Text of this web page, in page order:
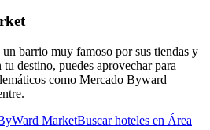
barrio muy famoso por sus tiendas y
destino, puedes aprovechar para
como Mercado Byward
MarketBuscar hoteles en Área